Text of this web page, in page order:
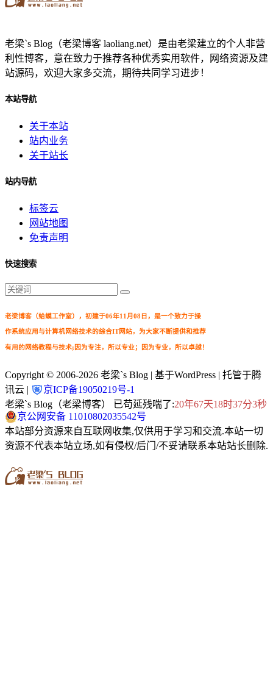
老梁`s Blog（老梁博客 laoliang.net）是由老梁建立的个人非营
利性博客，意在致力于推荐各种优秀实用软件，网络资源及建
站源码，欢迎大家多交流，期待共同学习进步！
本站导航
关于本站
站内业务
关于站长
站内导航
标签云
网站地图
免责声明
快速搜索
老梁博客（蛤蟆工作室），初建于06年11月08日，是一个致力于操
作系统应用与计算机网络技术的综合IT网站，为大家不断提供和推荐
有用的网络教程与技术;因为专注，所以专业；因为专业，所以卓越！
Copyright © 2006-2026 老梁`s Blog | 基于WordPress | 托管于腾
讯云 |
京ICP备19050219号-1
老梁`s Blog（老梁博客） 已苟延残喘了:20年67天18时37分4秒
京公网安备 11010802035542号
本站部分资源来自互联网收集,仅供用于学习和交流.本站一切
资源不代表本站立场,如有侵权/后门/不妥请联系本站站长删除.